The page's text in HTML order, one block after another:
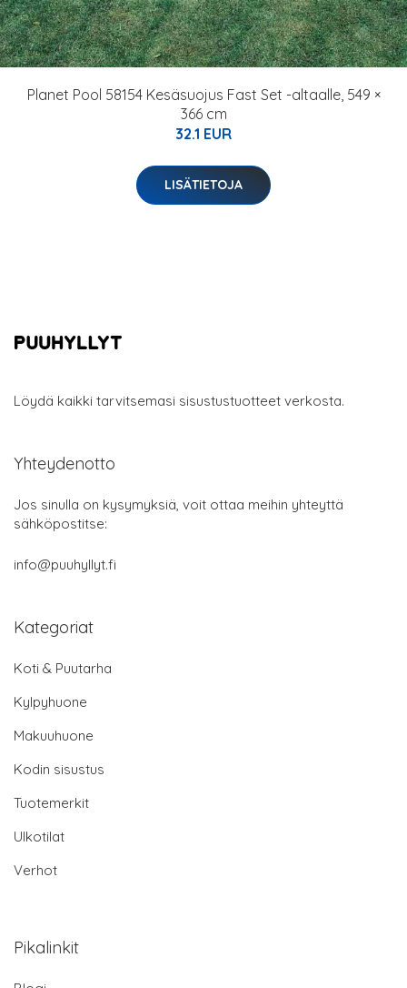
Planet Pool 58154 Kesäsuojus Fast Set -altaalle, 549 ×
366 cm
32.1 EUR
LISÄTIETOJA
Löydä kaikki tarvitsemasi sisustustuotteet verkosta.
Yhteydenotto
Jos sinulla on kysymyksiä, voit ottaa meihin yhteyttä
sähköpostitse:
info@puuhyllyt.fi
Kategoriat
Koti & Puutarha
Kylpyhuone
Makuuhuone
Kodin sisustus
Tuotemerkit
Ulkotilat
Verhot
Pikalinkit